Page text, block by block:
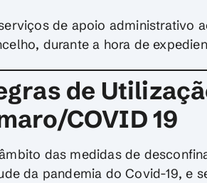
de apoio administrativo
durante a hora de
de
COVID 19
das medidas de
da pandemia do Covid-19, e